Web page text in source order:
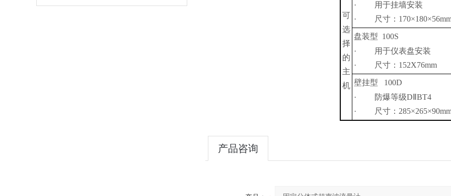
可
选
择
的
主
机
·
用于挂墙安装
·
尺寸： 170×180×
盘装型 100S
·
用于仪表盘安装
·
尺寸： 152X76mm
壁挂型
100D
·
防爆等级D BT4
·
尺寸： 285×265×
产品咨询